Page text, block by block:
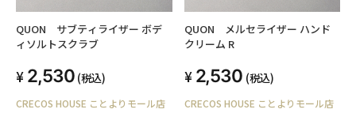
QUON サブティライザー ボデ
ィソルトスクラブ
2,530 (税込)
CRECOS HOUSE ことよりモール店
QUON メルセライザー ハンド
クリーム R
2,530 (税込)
CRECOS HOUSE ことよりモール店